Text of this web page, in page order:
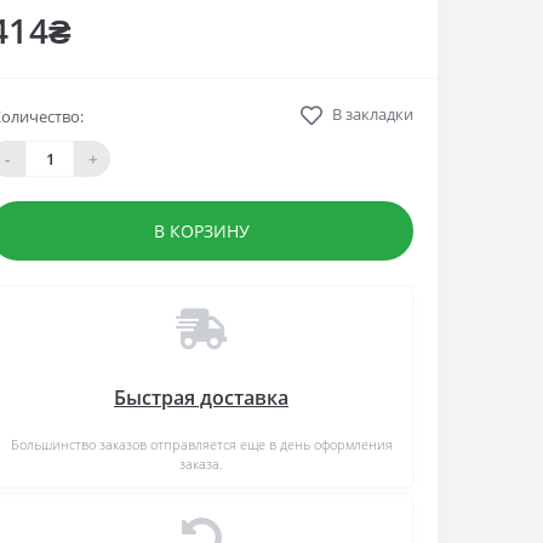
-
+
В закладки
В КОРЗИНУ
Быстрая доставка
Большинство заказов отправляется еще в день оформления
заказа.